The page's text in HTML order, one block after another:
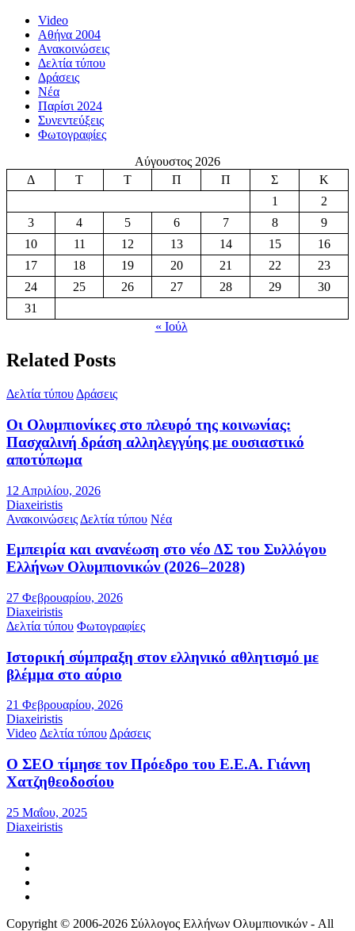
Video
Αθήνα 2004
Ανακοινώσεις
Δελτία τύπου
Δράσεις
Νέα
Παρίσι 2024
Συνεντεύξεις
Φωτογραφίες
Αύγουστος 2026
Δ
Τ Τ Π Π Σ
Κ
1
2
3
4 5 6 7 8
9
10
11 12 13 14 15
16
17
18 19 20 21 22
23
24
25 26 27 28 29
30
31
« Ιούλ
Related Posts
Δελτία τύπου Δράσεις
Οι Ολυμπιονίκες στο πλευρό της κοινωνίας:
Πασχαλινή δράση αλληλεγγύης με ουσιαστικό
αποτύπωμα
12 Απριλίου, 2026
Diaxeiristis
Ανακοινώσεις Δελτία τύπου Νέα
Εμπειρία και ανανέωση στο νέο ΔΣ του Συλλόγου
Ελλήνων Ολυμπιονικών (2026–2028)
27 Φεβρουαρίου, 2026
Diaxeiristis
Δελτία τύπου Φωτογραφίες
Ιστορική σύμπραξη στον ελληνικό αθλητισμό με
βλέμμα στο αύριο
21 Φεβρουαρίου, 2026
Diaxeiristis
Video Δελτία τύπουΔράσεις
Ο ΣΕΟ τίμησε τον Πρόεδρο του Ε.Ε.Α. Γιάννη
Χατζηθεοδοσίου
25 Μαΐου, 2025
Diaxeiristis
Copyright © 2006-2026 Σύλλογος Ελλήνων Ολυμπιονικών - All